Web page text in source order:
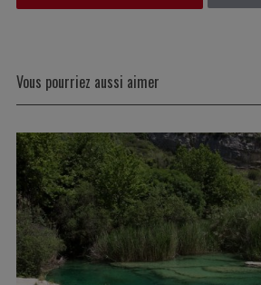
Vous pourriez aussi aimer